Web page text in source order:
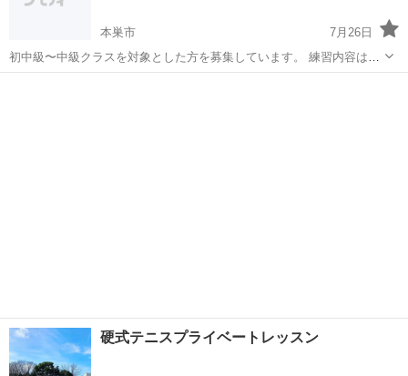
本巣市
7月26日
初中級〜中級クラスを対象とした方を募集しています。 練習内容は、
主にダブルスの形式練習や、ボレーの練習を多めにしてます。 その
硬式テニスプライベートレッスン